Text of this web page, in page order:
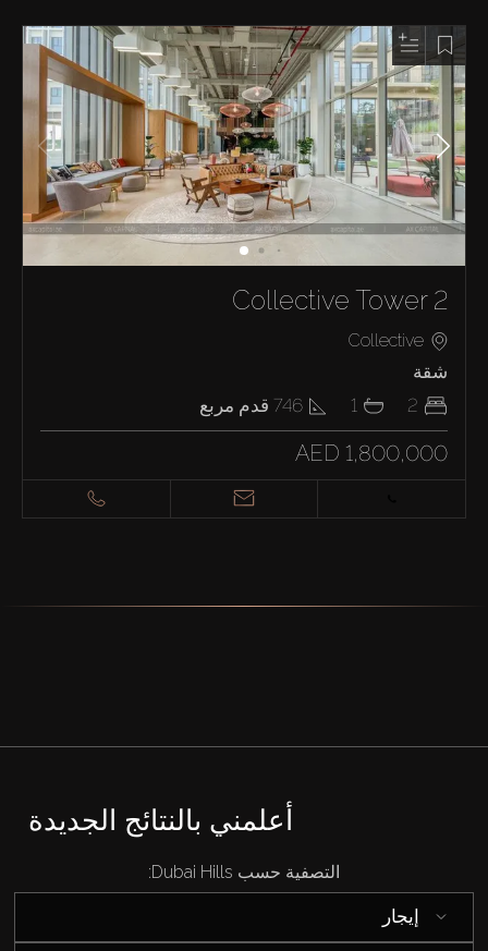
شراء
Collective Tower 2
Collective
شقة
2
1
746 قدم مربع
AED 1,800,000
أعلمني بالنتائج الجديدة
التصفية حسب Dubai Hills:
إيجار